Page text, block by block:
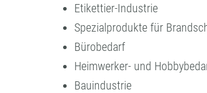
Etikettier-Industrie
Spezialprodukte für
Bürobedarf
Heimwerker- und
Bauindustrie